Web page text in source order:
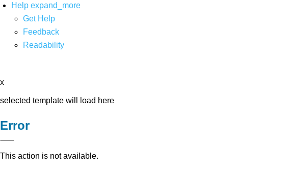
Help expand_more
Get Help
Feedback
Readability
x
selected template will load here
Error
This action is not available.